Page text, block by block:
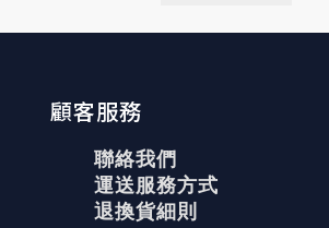
顧客服務
聯絡我們
運送服務方式
退換貨細則